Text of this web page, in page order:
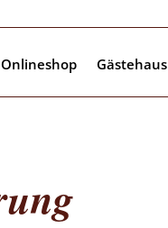
Onlineshop Gästehaus